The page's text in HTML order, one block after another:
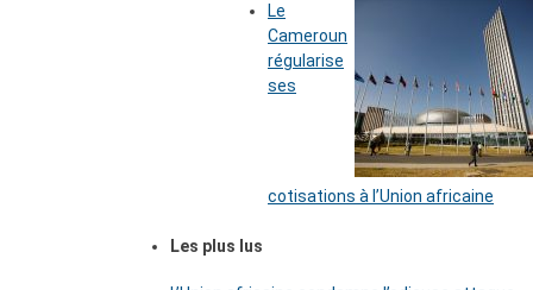
Le
Cameroun
régularise
ses
cotisations à l’Union africaine
Les plus lus